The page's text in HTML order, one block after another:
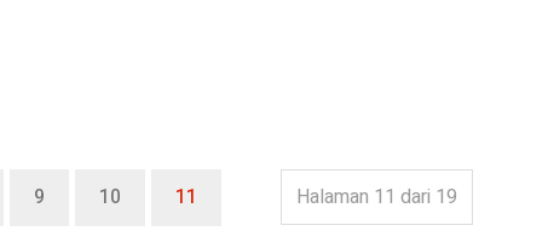
Halaman 11 dari 19
9 10 11